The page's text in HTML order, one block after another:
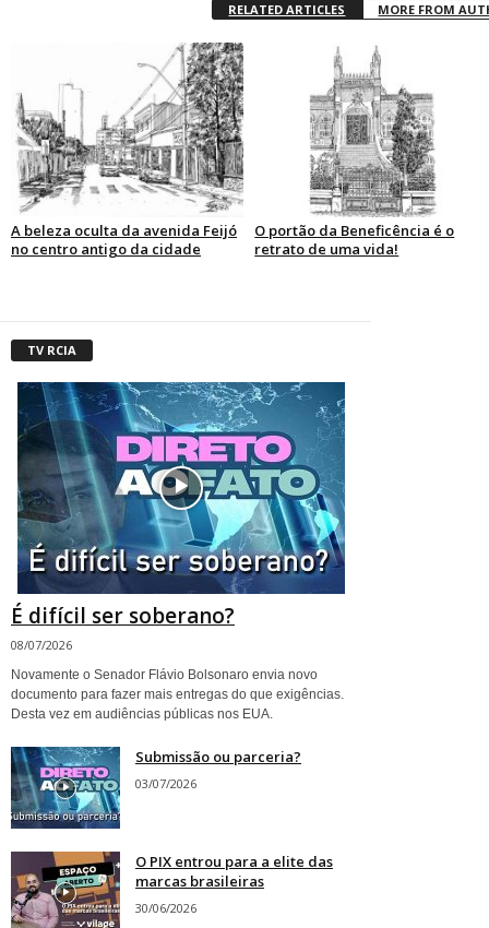
RELATED ARTICLES MORE FROM
A beleza oculta da avenida Feijó
no centro antigo da cidade
O portão da Beneficência é o
retrato de uma vida!
TV RCIA
É difícil ser soberano?
08/07/2026
Novamente o Senador Flávio Bolsonaro envia novo
documento para fazer mais entregas do que exigências.
Desta vez em audiências públicas nos EUA.
Submissão ou parceria?
03/07/2026
O PIX entrou para a elite das
marcas brasileiras
30/06/2026